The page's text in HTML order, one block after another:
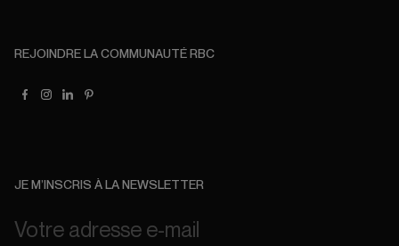
REJOINDRE LA COMMUNAUTÉ RBC
JE M’INSCRIS À LA NEWSLETTER